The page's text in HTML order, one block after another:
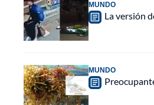
MUNDO
La versión
MUNDO